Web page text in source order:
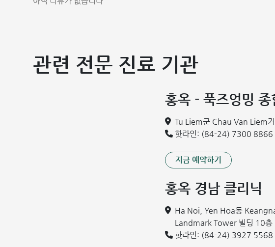
임상적으로 난소 낭종은 두 가지 유형으로 분류됩니다: 기능성 낭종과 기
은 액체이며, 일부는 두부 찌꺼기와 같은 물질을 포함합니다.
기질성 낭종: 주요하게 상피성 낭종과 기형종으로 나뉩니다. 기형종은
다. 기질성 낭종은 크게 자라 복강 전체를 차지할 수 있으며, 환자에게
양성 낭종: 증식이 적습니다. 보통 맑은 액체를 포함하며 악성 세포가 없
악성 낭종: 빠르게 증식합니다. 낭액에 검은 혈액이 섞여 있을 수 있습
장기로 침범하여 다장기 암으로 이어질 수 있습니다.
려면 핫라인 0886.621.046으로 연락하거나 아래 양식을 작성하십시오.
관련 전문 진료 기관
홍옥 - 푹즈엉밍 종
Tu Liem군 Chau Van Liem거
핫라인: (84-24) 7300 8866
지금 예약하기
홍옥 경남 클리닉
Ha Noi, Yen Hoa동
Landmark Tower 빌딩 10층
핫라인: (84-24) 3927 5568